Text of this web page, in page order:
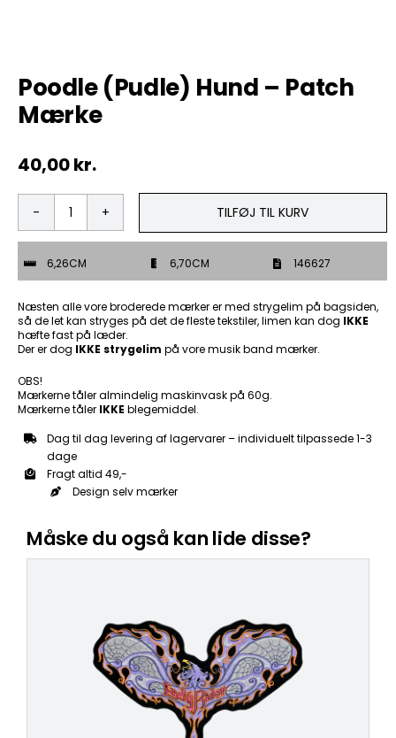
ØL & Spiritus
Poodle (Pudle) Hund – Patch
Mærke
40,00kr.
Poodle
(Pudle)
-
Patch
Mærke
antal
TILFØJ TIL KURV
6,26CM 6,70CM 146627
Næsten alle vore broderede mærker er med strygelim på bagsiden,
så de let kan stryges på det de fleste tekstiler, limen kan dog IKKE
hæfte fast på læder.
Der er dog IKKE strygelim på vore musik band mærker.
OBS!
Mærkerne tåler almindelig maskinvask på 60g.
Mærkerne tåler IKKE blegemiddel.
Dag til dag levering af lagervarer – individuelt tilpassede 1-3
dage
Fragt altid 49,-
Design selv mærker
Måske du også kan lide disse?